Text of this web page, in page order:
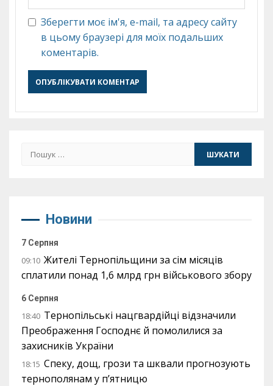
Зберегти моє ім'я, e-mail, та адресу сайту
в цьому браузері для моїх подальших
коментарів.
Пошук:
Новини
7 Серпня
09:10 Жителі Тернопільщини за сім місяців
сплатили понад 1,6 млрд грн військового збору
6 Серпня
18:40 Тернопільські нацгвардійці відзначили
Преображення Господнє й помолилися за
захисників України
18:15 Спеку, дощ, грози та шквали прогнозують
тернополянам у п’ятницю